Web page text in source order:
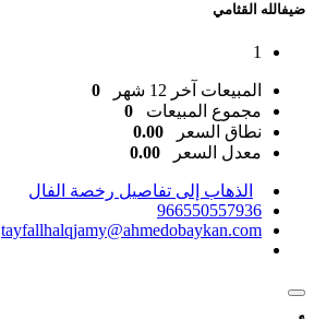
ضيفالله القثامي
1
المبيعات آخر 12 شهر
0
مجموع المبيعات
0
نطاق السعر
0.00
معدل السعر
0.00
الذهاب إلى تفاصيل رخصة الفال
966550557936
tayfallhalqjamy@ahmedobaykan.com